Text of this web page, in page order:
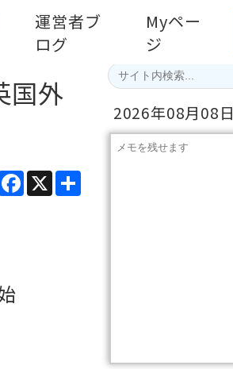
運営者ブ
ログ
Myペー
ジ
国外
X
Facebook
2026年08月08日